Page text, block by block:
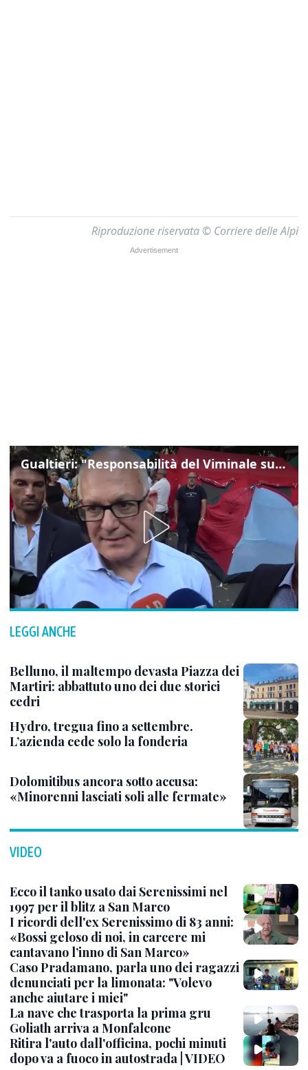
Riproduzione riservata © Corriere delle Alpi
Gualtieri: "Responsabilità del Viminale su Spin Time? La posizione dei partiti è nota"
LEGGI ANCHE
Belluno, il maltempo devasta Piazza dei
Martiri: abbattuto uno dei due storici
cedri
Hydro, tregua fino a settembre.
L’azienda cede solo la fonderia
Dolomitibus ancora sotto accusa:
«Minorenni lasciati soli alle fermate»
VIDEO
Ecco il tanko usato dai Serenissimi nel
1997 per il blitz a San Marco
I ricordi dell'ex Serenissimo di 83 anni:
«Bossi geloso di noi, in carcere mi
cantavano l’inno di San Marco»
Caso Pradamano, parla uno dei ragazzi
denunciati per la limonata: "Volevo
anche aiutare i miei"
La nave che trasporta la prima gru
Goliath arriva a Monfalcone
Ritira l'auto dall'officina, pochi minuti
dopo va a fuoco in autostrada | VIDEO